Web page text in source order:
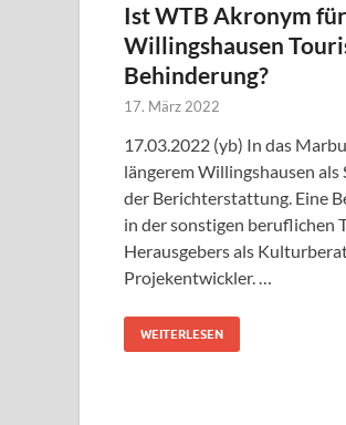
Ist WTB Akronym für
Willingshausen
Behinderung?
17. März 2022
17.03.2022 (yb) In das
längerem Willingshausen
der Berichterstattung. Eine
in der sonstigen beruflichen
Herausgebers als
Projekentwickler. …
WEITERLESEN